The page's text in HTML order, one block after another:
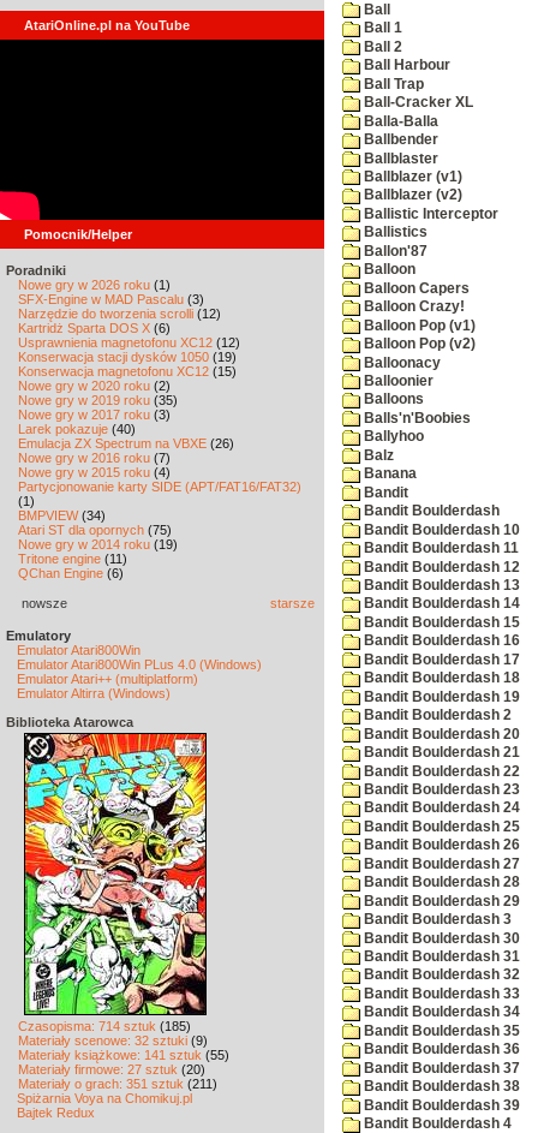
AtariOnline.pl na YouTube
Pomocnik/Helper
Poradniki
Nowe gry w 2026 roku (1)
SFX-Engine w MAD Pascalu (3)
Narzędzie do tworzenia scrolli (12)
Kartridż Sparta DOS X (6)
Usprawnienia magnetofonu XC12 (12)
Konserwacja stacji dysków 1050 (19)
Konserwacja magnetofonu XC12 (15)
Nowe gry w 2020 roku (2)
Nowe gry w 2019 roku (35)
Nowe gry w 2017 roku (3)
Larek pokazuje (40)
Emulacja ZX Spectrum na VBXE (26)
Nowe gry w 2016 roku (7)
Nowe gry w 2015 roku (4)
Partycjonowanie karty SIDE (APT/FAT16/FAT32)
(1)
BMPVIEW(34)
Atari ST dla opornych (75)
Nowe gry w 2014 roku (19)
Tritone engine (11)
QChan Engine (6)
nowsze starsze
Emulatory
Emulator Atari800Win
Emulator Atari800Win PLus 4.0 (Windows)
Emulator Atari++ (multiplatform)
Emulator Altirra (Windows)
Biblioteka Atarowca
Czasopisma: 714 sztuk (185)
Materiały scenowe: 32 sztuki (9)
Materiały książkowe: 141 sztuk (55)
Materiały firmowe: 27 sztuk (20)
Materiały o grach: 351 sztuk (211)
Spiżarnia Voya na Chomikuj.pl
Bajtek Redux
Ball
Ball 1
Ball 2
Ball Harbour
Ball Trap
Ball-Cracker XL
Balla-Balla
Ballbender
Ballblaster
Ballblazer (v1)
Ballblazer (v2)
Ballistic Interceptor
Ballistics
Ballon'87
Balloon
Balloon Capers
Balloon Crazy!
Balloon Pop (v1)
Balloon Pop (v2)
Balloonacy
Balloonier
Balloons
Balls'n'Boobies
Ballyhoo
Balz
Banana
Bandit
Bandit Boulderdash
Bandit Boulderdash 10
Bandit Boulderdash 11
Bandit Boulderdash 12
Bandit Boulderdash 13
Bandit Boulderdash 14
Bandit Boulderdash 15
Bandit Boulderdash 16
Bandit Boulderdash 17
Bandit Boulderdash 18
Bandit Boulderdash 19
Bandit Boulderdash 2
Bandit Boulderdash 20
Bandit Boulderdash 21
Bandit Boulderdash 22
Bandit Boulderdash 23
Bandit Boulderdash 24
Bandit Boulderdash 25
Bandit Boulderdash 26
Bandit Boulderdash 27
Bandit Boulderdash 28
Bandit Boulderdash 29
Bandit Boulderdash 3
Bandit Boulderdash 30
Bandit Boulderdash 31
Bandit Boulderdash 32
Bandit Boulderdash 33
Bandit Boulderdash 34
Bandit Boulderdash 35
Bandit Boulderdash 36
Bandit Boulderdash 37
Bandit Boulderdash 38
Bandit Boulderdash 39
Bandit Boulderdash 4